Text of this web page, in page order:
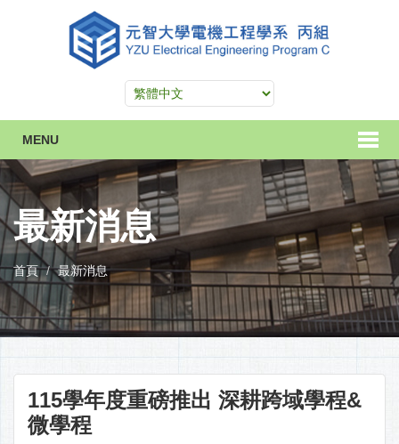
MENU
最新消息
首頁 最新消息
115學年度重磅推出 深耕跨域學程&
微學程